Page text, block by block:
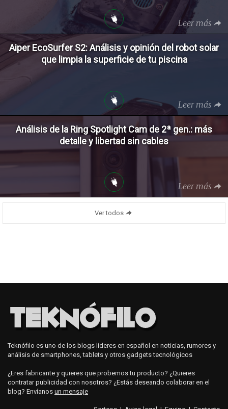
Leer más
Aiper EcoSurfer S2: Análisis y opinión del robot solar
que limpia la superficie de tu piscina
Leer más
Análisis de la Ring Spotlight Cam de 2ª gen.: más
detalle y libertad sin cables
Leer más
Ver todos
Teknófilo es uno de los blogs líderes en español en noticias, rumores y
análisis de smartphones, tablets y otros gadgets tecnológicos
¿Eres fabricante y quieres que probemos tu producto? ¿Quieres
contratar publicidad con nosotros? ¿Estás deseando colaborar en el
blog? Envíanos un mensaje